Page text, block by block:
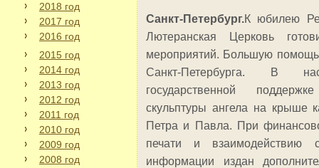
2018 год
2017 год
2016 год
2015 год
2014 год
2013 год
2012 год
2011 год
2010 год
2009 год
2008 год
Санкт-Петербург.К юбилею
Лютеранская Церковь
мероприятий. Большую
Санкт-Петербурга. В
государственной
скульптуры ангела на крыше
Петра и Павла. При
печати и взаимодействию
информации издан